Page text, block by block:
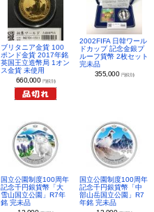
ブリタニア金貨 100
ポンド金貨 2017年銘
英国王立造幣局 1オン
ス金貨 未使用
660,000 円(税別)
2002FIFA 日韓ワール
ドカップ 記念金銀プ
ルーフ貨幣 2枚セット
完未品
355,000 円(税別)
国立公園制度100周年
記念千円銀貨幣「大
雪山国立公園」R7年
銘 完未品
国立公園制度100周年
記念千円銀貨幣「中
部山岳国立公園」R7
年銘 完未品